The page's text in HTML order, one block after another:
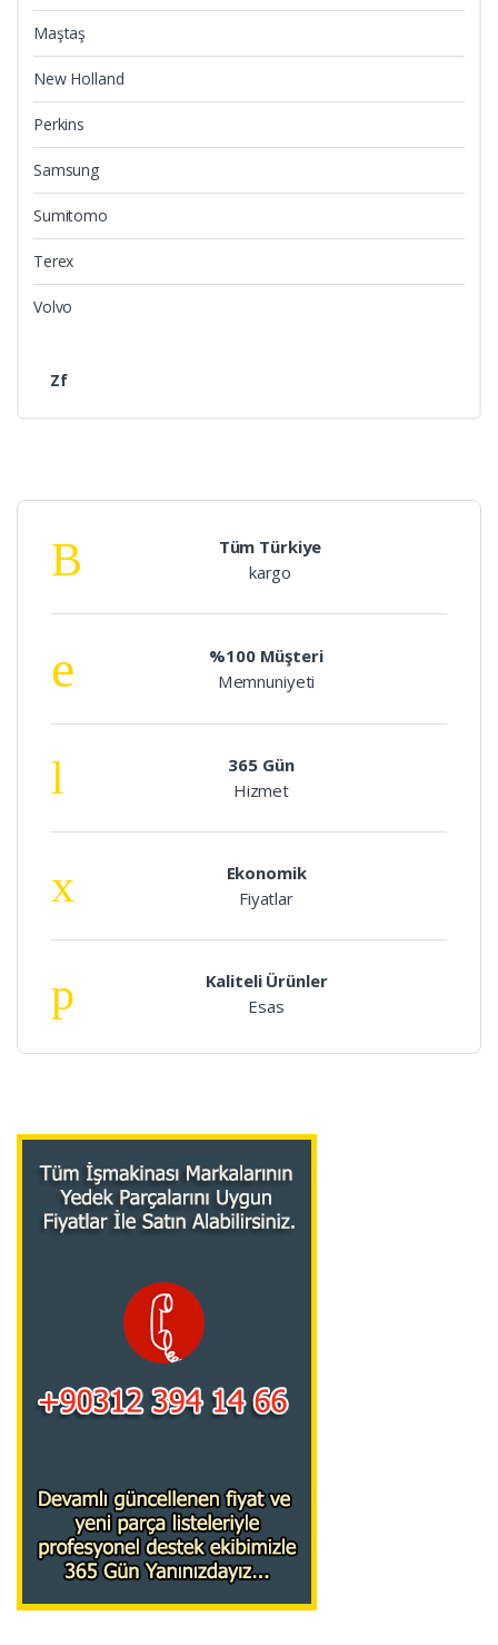
Maştaş
New Holland
Perkins
Samsung
Sumitomo
Terex
Volvo
Zf
Tüm Türkiye
kargo
%100 Müşteri
Memnuniyeti
365 Gün
Hizmet
Ekonomik
Fiyatlar
Kaliteli Ürünler
Esas